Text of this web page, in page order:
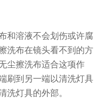
和溶液不会划伤或许腐
洗布在镜头看不到的方
尘擦洗布适合这项作
刷到另一端以清洗灯具
洗灯具的外部。